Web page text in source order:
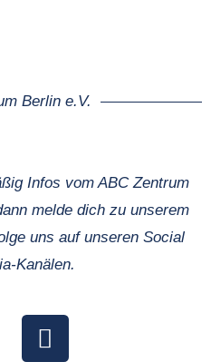
Berlin e.V.
Infos vom ABC Zentrum
melde dich zu unserem
uns auf unseren Social
Kanälen.